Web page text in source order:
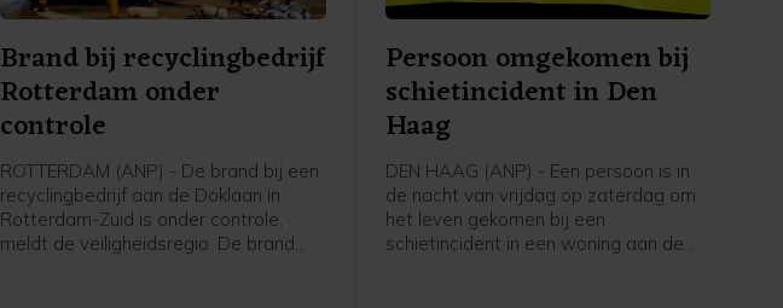
Brand bij recyclingbedrijf
Rotterdam onder
controle
ROTTERDAM (ANP) - De brand bij een
recyclingbedrijf aan de Doklaan in
Rotterdam-Zuid is onder controle,
meldt de veiligheidsregio. De brand
Persoon omgekomen bij
schietincident in Den
Haag
DEN HAAG (ANP) - Een persoon is in
de nacht van vrijdag op zaterdag om
het leven gekomen bij een
schietincident in een woning aan de